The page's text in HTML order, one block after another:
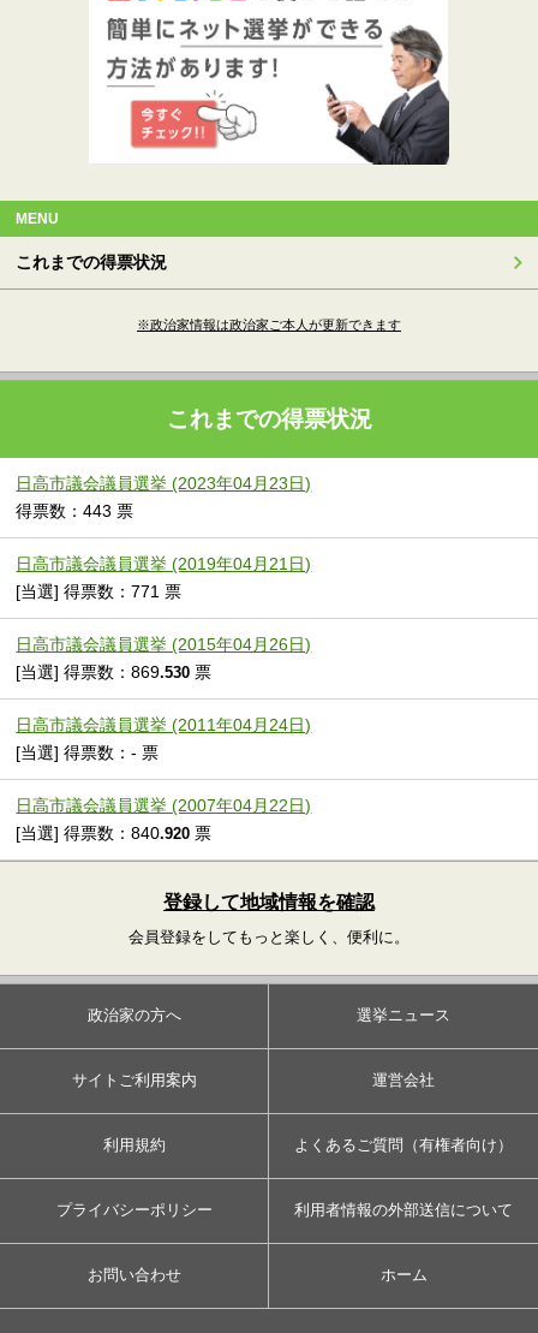
MENU
これまでの得票状況
※政治家情報は政治家ご本人が更新できます
これまでの得票状況
日高市議会議員選挙 (2023年04月23日)
得票数：443 票
日高市議会議員選挙 (2019年04月21日)
[当選] 得票数：771 票
日高市議会議員選挙 (2015年04月26日)
[当選] 得票数：869.530 票
日高市議会議員選挙 (2011年04月24日)
[当選] 得票数：- 票
日高市議会議員選挙 (2007年04月22日)
[当選] 得票数：840.920 票
登録して地域情報を確認
会員登録をしてもっと楽しく、便利に。
政治家の方へ 選挙ニュース
サイトご利用案内 運営会社
利用規約 よくあるご質問（有権者向け）
プライバシーポリシー 利用者情報の外部送信について
お問い合わせ ホーム